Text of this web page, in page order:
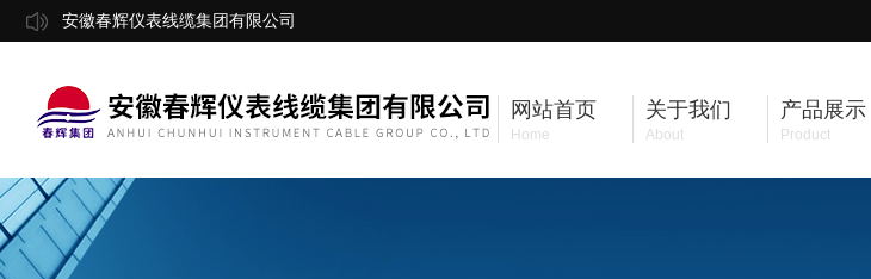
安徽春辉仪表线缆集团有限公司
网站首页
Home
关于我们
About
产品展示
Product